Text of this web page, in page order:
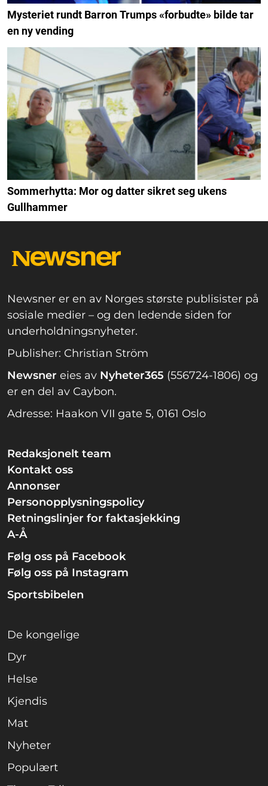
Mysteriet rundt Barron Trumps «forbudte» bilde tar
en ny vending
Sommerhytta: Mor og datter sikret seg ukens
Gullhammer
Newsner er en av Norges største publisister på
sosiale medier – og den ledende siden for
underholdningsnyheter.
Publisher: Christian Ström
Newsner eies av Nyheter365 (556724-1806) og
er en del av Caybon.
Adresse: Haakon VII gate 5, 0161 Oslo
Redaksjonelt team
Kontakt oss
Annonser
Personopplysningspolicy
Retningslinjer for faktasjekking
A-Å
Følg oss på Facebook
Følg oss på Instagram
Sportsbibelen
De kongelige
Dyr
Helse
Kjendis
Mat
Nyheter
Populært